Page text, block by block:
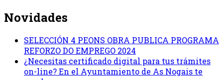
Novidades
SELECCIÓN 4 PEONS OBRA PUBLICA PROGRAMA
REFORZO DO EMPREGO 2024
¿Necesitas certificado digital para tus trámites
on-line? En el Ayuntamiento de As Nogais te